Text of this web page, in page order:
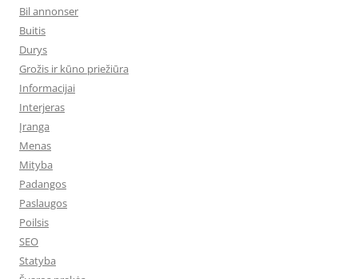
Bil annonser
Buitis
Durys
Grožis ir kūno priežiūra
Informacijai
Interjeras
Įranga
Menas
Mityba
Padangos
Paslaugos
Poilsis
SEO
Statyba